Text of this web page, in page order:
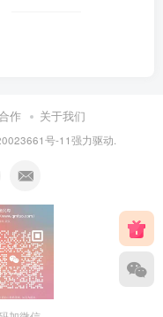
作 关于我们
号-11强力驱动.